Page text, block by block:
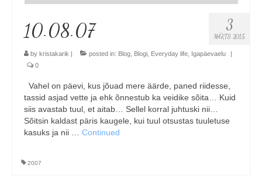
3
MÄRTS 2015
10.08.07
by kristakarik posted in: Blog, Blogi, Everyday life, Igapäevaelu
0
Vahel on päevi, kus jõuad mere äärde, paned riidesse,
tassid asjad vette ja ehk õnnestub ka veidike sõita… Kuid
siis avastab tuul, et aitab… Sellel korral juhtuski nii…
Sõitsin kaldast päris kaugele, kui tuul otsustas tuuletuse
kasuks ja nii … Continued
2007